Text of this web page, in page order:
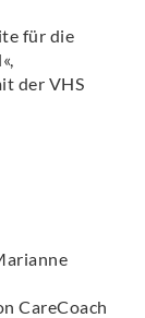
für die
der VHS
CareCoach